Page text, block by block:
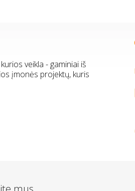
veikla - gaminiai iš
įmonės projektų, kuris